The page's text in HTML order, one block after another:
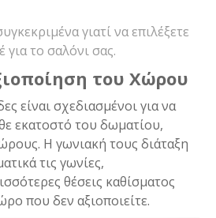
γιατί να επιλέξετε
για το σαλόνι σας.
του Χώρου
είναι σχεδιασμένοι για να
εκατοστό του δωματίου,
Η γωνιακή τους διάταξη
τις γωνίες,
θέσεις καθίσματος
που δεν αξιοποιείτε.